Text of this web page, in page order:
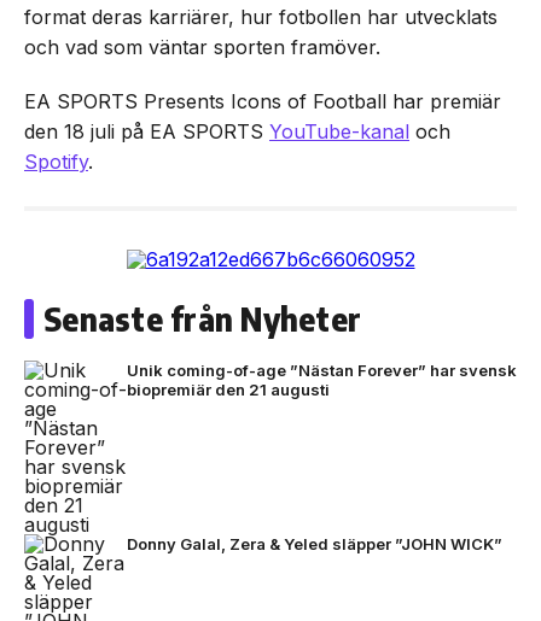
format deras karriärer, hur fotbollen har utvecklats
och vad som väntar sporten framöver.
EA SPORTS Presents Icons of Football har premiär
den 18 juli på EA SPORTS YouTube-kanal och
Spotify.
Senaste från Nyheter
Unik coming-of-age ”Nästan Forever” har svensk
biopremiär den 21 augusti
Donny Galal, Zera & Yeled släpper ”JOHN WICK”